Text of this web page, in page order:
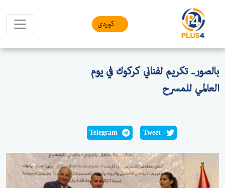
کوردی
بالصور.. تكريم لفناني كركوك في يوم
العالمي للمسرح
Tweet
Telegram